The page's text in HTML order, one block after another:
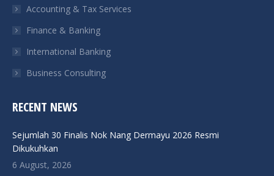
Accounting & Tax Services
Finance & Banking
International Banking
Business Consulting
RECENT NEWS
Sejumlah 30 Finalis Nok Nang Dermayu 2026 Resmi
Dikukuhkan
6 August, 2026